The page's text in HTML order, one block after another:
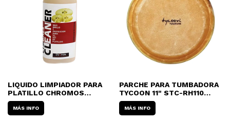
LIQUIDO LIMPIADOR PARA
PLATILLO CHROMOS
CLEANER CYMBALS
MÁS INFO
PARCHE PARA TUMBADORA
TYCOON 11" STC-RH110
SUPREMO
MÁS INFO